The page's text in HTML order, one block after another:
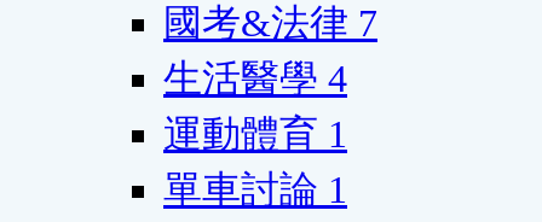
國考&法律 7
生活醫學 4
運動體育 1
單車討論 1